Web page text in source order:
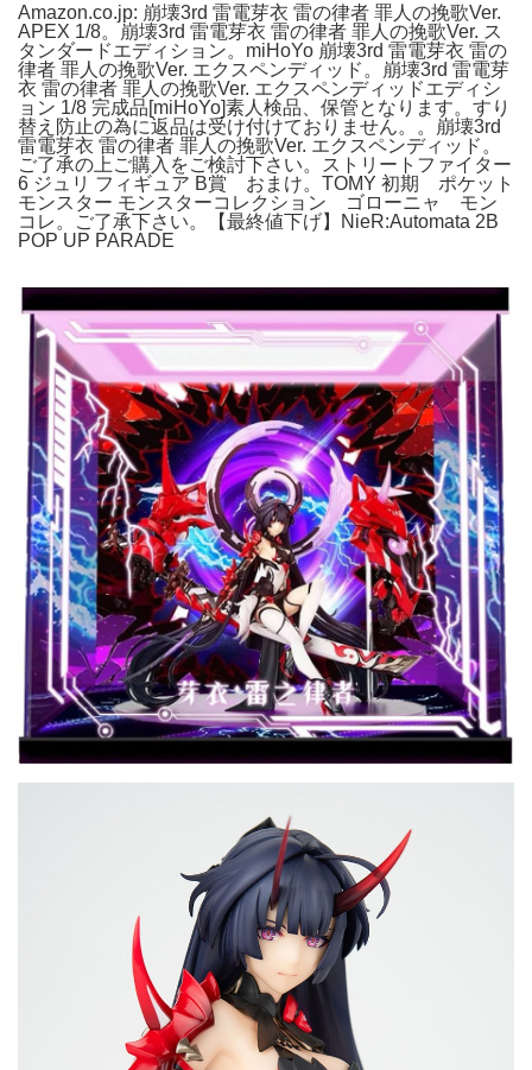
Amazon.co.jp: 崩壊3rd 雷電芽衣 雷の律者 罪人の挽歌Ver.
APEX 1/8。崩壊3rd 雷電芽衣 雷の律者 罪人の挽歌Ver. ス
タンダードエディション。miHoYo 崩壊3rd 雷電芽衣 雷の
律者 罪人の挽歌Ver. エクスペンディッド。崩壊3rd 雷電芽
衣 雷の律者 罪人の挽歌Ver. エクスペンディッドエディシ
ョン 1/8 完成品[miHoYo]素人検品、保管となります。すり
替え防止の為に返品は受け付けておりません。。崩壊3rd
雷電芽衣 雷の律者 罪人の挽歌Ver. エクスペンディッド。
ご了承の上ご購入をご検討下さい。ストリートファイター
6 ジュリ フィギュア B賞 おまけ。TOMY 初期 ポケット
モンスター モンスターコレクション ゴローニャ モン
コレ。ご了承下さい。【最終値下げ】NieR:Automata 2B
POP UP PARADE